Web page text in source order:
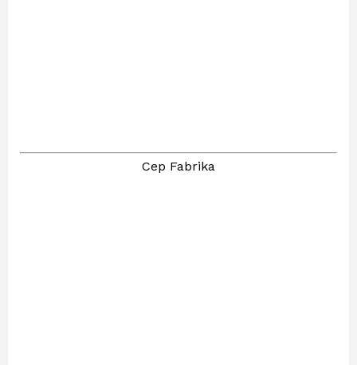
Cep Fabrika